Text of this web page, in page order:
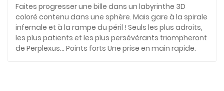
Faites progresser une bille dans un labyrinthe 3D
coloré contenu dans une sphère. Mais gare à la spirale
infernale et à la rampe du péril ! Seuls les plus adroits,
les plus patients et les plus persévérants triompheront
de Perplexus... Points forts Une prise en main rapide.